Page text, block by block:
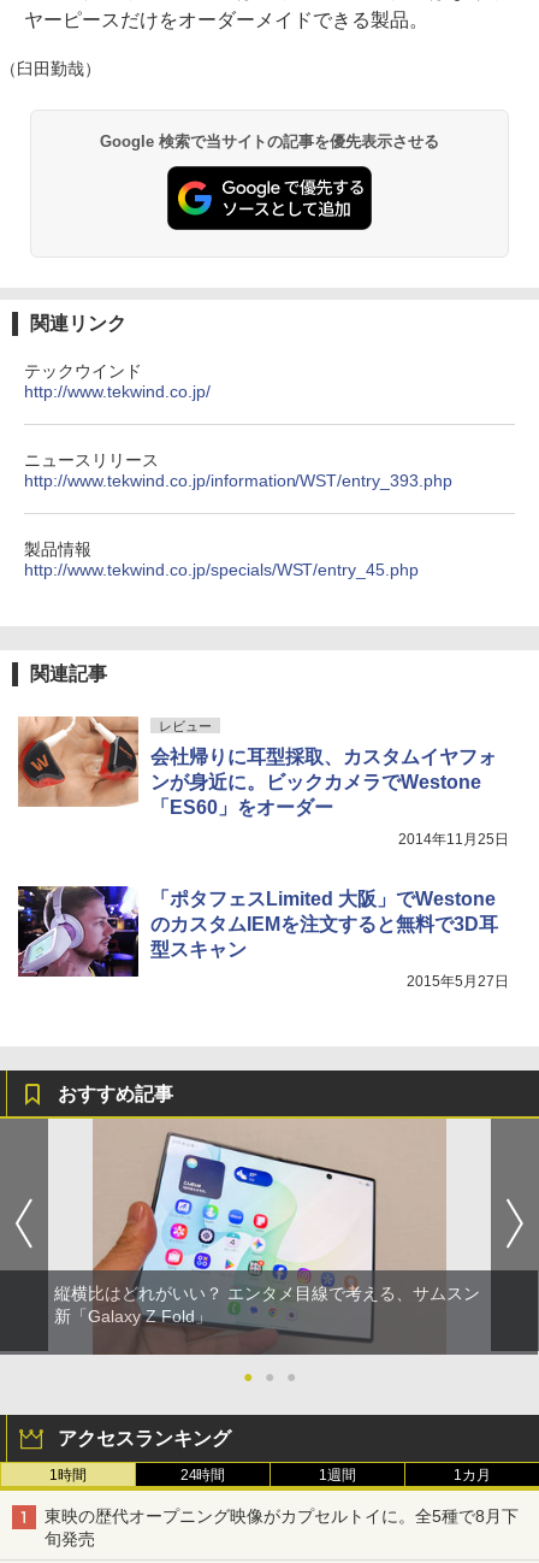
ヤーピースだけをオーダーメイドできる製品。
（臼田勤哉）
Google 検索で当サイトの記事を優先表示させる
関連リンク
テックウインド
http://www.tekwind.co.jp/
ニュースリリース
http://www.tekwind.co.jp/information/WST/entry_393.php
製品情報
http://www.tekwind.co.jp/specials/WST/entry_45.php
関連記事
レビュー
会社帰りに耳型採取、カスタムイヤフォ
ンが身近に。ビックカメラでWestone
「ES60」をオーダー
2014年11月25日
「ポタフェスLimited 大阪」でWestone
のカスタムIEMを注文すると無料で3D耳
型スキャン
2015年5月27日
おすすめ記事
縦横比はどれがいい？ エンタメ目線で考える、サムスン
新「Galaxy Z Fold」
● ● ●
アクセスランキング
1時間 24時間 1週間 1カ月
東映の歴代オープニング映像がカプセルトイに。全5種で8月下
旬発売